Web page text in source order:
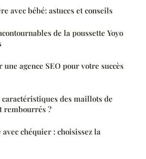
avec bébé: astuces et conseils
de la poussette Yoyo
agence SEO pour votre succès
des maillots de
rembourrés ?
chéquier : choisissez la